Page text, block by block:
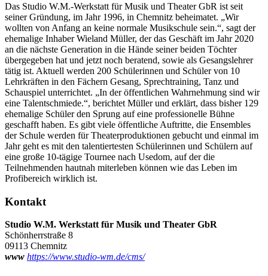
Das Studio W.M.-Werkstatt für Musik und Theater GbR ist seit
seiner Gründung, im Jahr 1996, in Chemnitz beheimatet. „Wir
wollten von Anfang an keine normale Musikschule sein.“, sagt der
ehemalige Inhaber Wieland Müller, der das Geschäft im Jahr 2020
an die nächste Generation in die Hände seiner beiden Töchter
übergegeben hat und jetzt noch beratend, sowie als Gesangslehrer
tätig ist. Aktuell werden 200 Schülerinnen und Schüler von 10
Lehrkräften in den Fächern Gesang, Sprechtraining, Tanz und
Schauspiel unterrichtet. „In der öffentlichen Wahrnehmung sind wir
eine Talentschmiede.“, berichtet Müller und erklärt, dass bisher 129
ehemalige Schüler den Sprung auf eine professionelle Bühne
geschafft haben. Es gibt viele öffentliche Auftritte, die Ensembles
der Schule werden für Theaterproduktionen gebucht und einmal im
Jahr geht es mit den talentiertesten Schülerinnen und Schülern auf
eine große 10-tägige Tournee nach Usedom, auf der die
Teilnehmenden hautnah miterleben können wie das Leben im
Profibereich wirklich ist.
Kontakt
Studio W.M. Werkstatt für Musik und Theater GbR
Schönherrstraße 8
09113 Chemnitz
www https://www.studio-wm.de/cms/